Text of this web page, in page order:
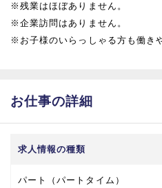
※残業はほぼありません。
※企業訪問はありません。
※お子様のいらっしゃる方も働き
お仕事の詳細
求人情報の種類
パート（パートタイム）